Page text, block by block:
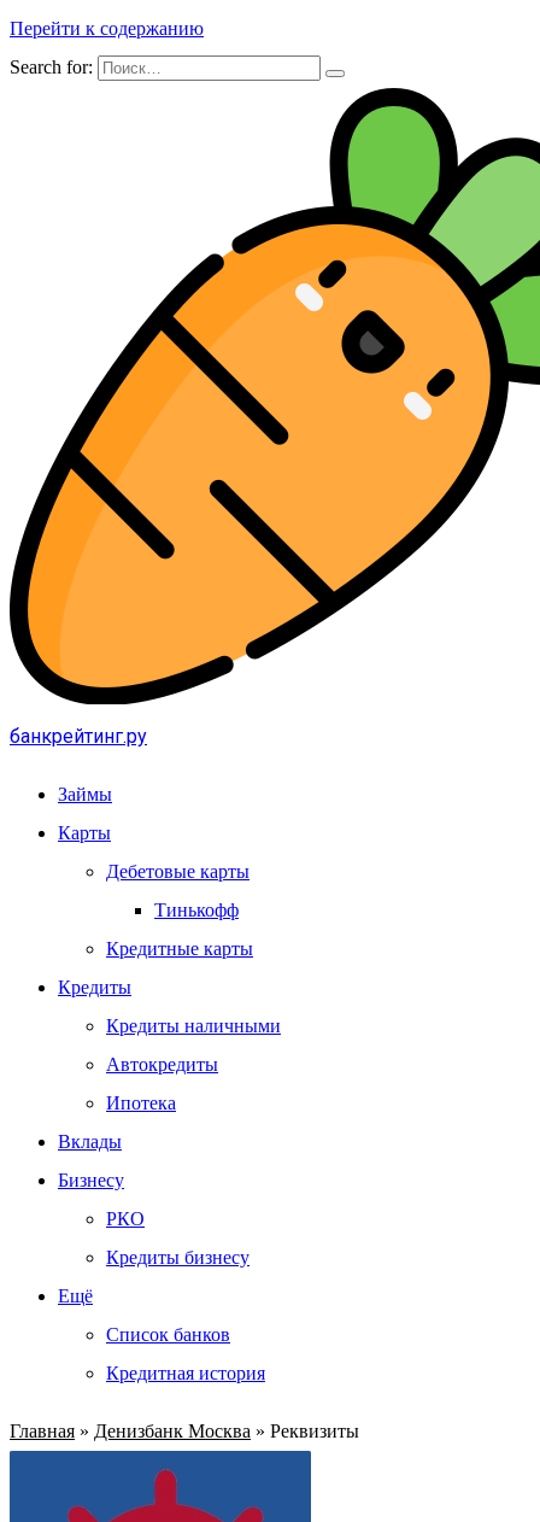
Перейти к содержанию
Search for:
банкрейтинг.ру
Займы
Карты
Дебетовые карты
Тинькофф
Кредитные карты
Кредиты
Кредиты наличными
Автокредиты
Ипотека
Вклады
Бизнесу
РКО
Кредиты бизнесу
Ещё
Список банков
Кредитная история
Главная » Денизбанк Москва » Реквизиты